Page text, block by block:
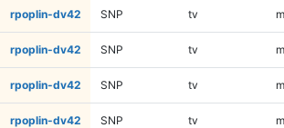
rpoplin-dv42 SNP tv
rpoplin-dv42 SNP tv
rpoplin-dv42 SNP tv
rpoplin-dv42 SNP tv